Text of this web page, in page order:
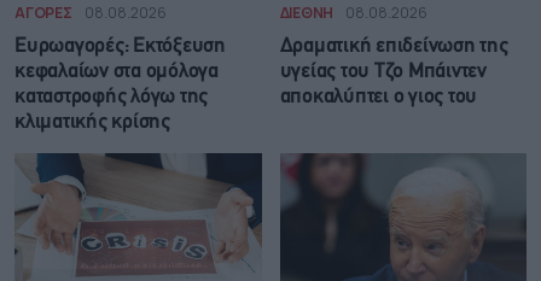
ΑΓΟΡΕΣ 08.08.2026
Ευρωαγορές: Εκτόξευση
κεφαλαίων στα ομόλογα
καταστροφής λόγω της
κλιματικής κρίσης
ΔΙΕΘΝΗ 08.08.2026
Δραματική επιδείνωση της
υγείας του Τζο Μπάιντεν
αποκαλύπτει ο γιος του